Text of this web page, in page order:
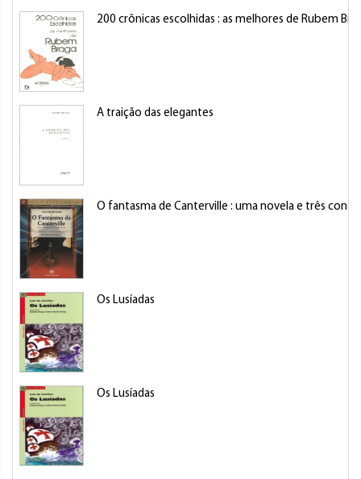
200 crônicas escolhidas : as melhores de Rubem
A traição das elegantes
O fantasma de Canterville : uma novela e três
Os Lusíadas
Os Lusíadas